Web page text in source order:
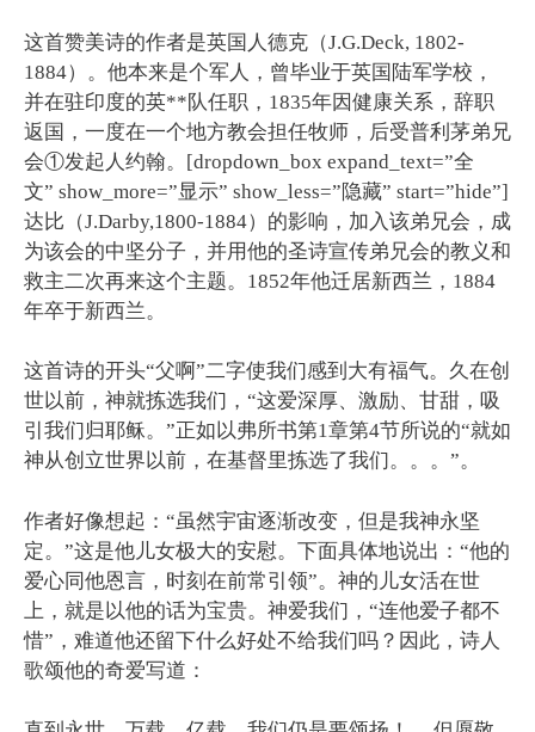
这首赞美诗的作者是英国人德克（J.G.Deck, 1802-
1884）。他本来是个军人，曾毕业于英国陆军学校，
并在驻印度的英**队任职，1835年因健康关系，辞职
返国，一度在一个地方教会担任牧师，后受普利茅弟兄
会①发起人约翰。[dropdown_box expand_text=”全
文” show_more=”显示” show_less=”隐藏” start=”hide”]
达比（J.Darby,1800-1884）的影响，加入该弟兄会，成
为该会的中坚分子，并用他的圣诗宣传弟兄会的教义和
救主二次再来这个主题。1852年他迁居新西兰，1884
年卒于新西兰。
这首诗的开头“父啊”二字使我们感到大有福气。久在创
世以前，神就拣选我们，“这爱深厚、激励、甘甜，吸
引我们归耶稣。”正如以弗所书第1章第4节所说的“就如
神从创立世界以前，在基督里拣选了我们。。。”。
作者好像想起：“虽然宇宙逐渐改变，但是我神永坚
定。”这是他儿女极大的安慰。下面具体地说出：“他的
爱心同他恩言，时刻在前常引领”。神的儿女活在世
上，就是以他的话为宝贵。神爱我们，“连他爱子都不
惜”，难道他还留下什么好处不给我们吗？因此，诗人
歌颂他的奇爱写道：